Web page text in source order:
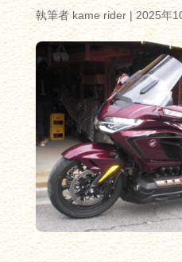
執筆者 kame rider| 2025年